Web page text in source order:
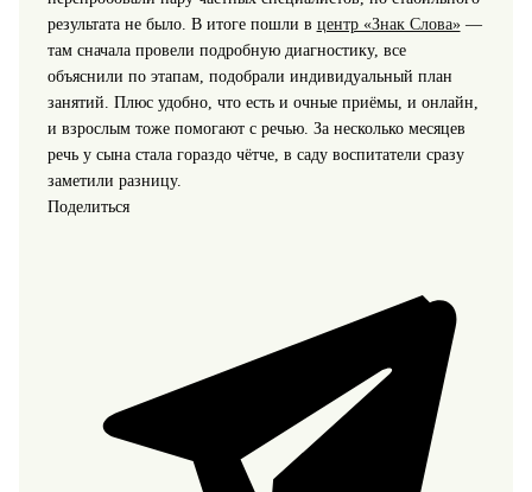
результата не было. В итоге пошли в центр «Знак Слова»—
там сначала провели подробную диагностику, все
объяснили по этапам, подобрали индивидуальный план
занятий. Плюс удобно, что есть и очные приёмы, и онлайн,
и взрослым тоже помогают с речью. За несколько месяцев
речь у сына стала гораздо чётче, в саду воспитатели сразу
заметили разницу.
Поделиться